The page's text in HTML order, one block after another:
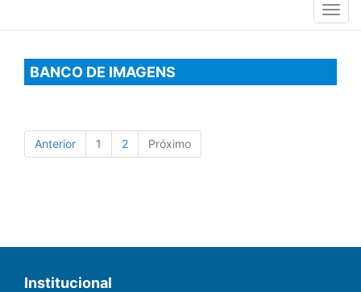
BANCO DE IMAGENS
Anterior 1 2 Próximo
Institucional